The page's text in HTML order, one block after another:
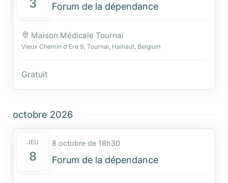
3 Forum de la dépendance
Maison Médicale Tournai
Vieux Chemin d'Ere 9, Tournai, Hainaut, Belgium
Gratuit
octobre 2026
JEU
8 Forum de la dépendance
8 octobre de 18h30